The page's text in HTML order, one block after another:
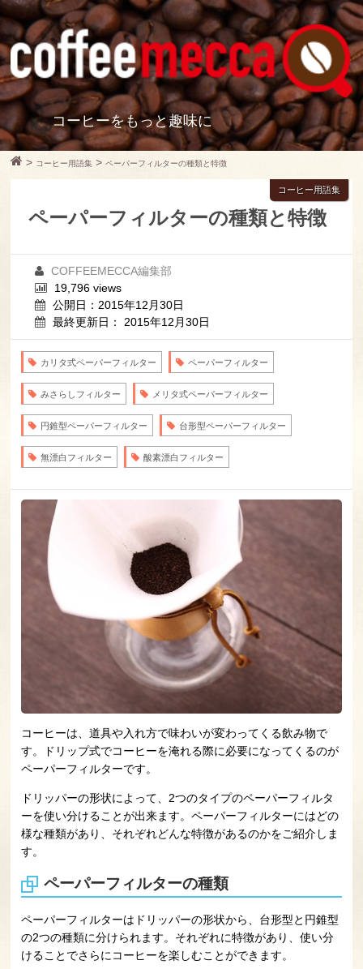
コーヒーをもっと趣味に
> コーヒー用語集 >ペーパーフィルターの種類と特徴
ペーパーフィルターの種類と特徴
コーヒー用語集
COFFEEMECCA編集部
19,796 views
公開日：2015年12月30日
最終更新日： 2015年12月30日
カリタ式ペーパーフィルター ペーパーフィルター
みさらしフィルター メリタ式ペーパーフィルター
円錐型ペーパーフィルター 台形型ペーパーフィルター
無漂白フィルター 酸素漂白フィルター
コーヒーは、道具や入れ方で味わいが変わってくる飲み物で
す。ドリップ式でコーヒーを淹れる際に必要になってくるのが
ペーパーフィルターです。
ドリッパーの形状によって、2つのタイプのペーパーフィルタ
ーを使い分けることが出来ます。ペーパーフィルターにはどの
様な種類があり、それぞれどんな特徴があるのかをご紹介しま
す。
ペーパーフィルターの種類
ペーパーフィルターはドリッパーの形状から、台形型と円錐型
の2つの種類に分けられます。それぞれに特徴があり、使い分
けることでさらにコーヒーを楽しむことができます。